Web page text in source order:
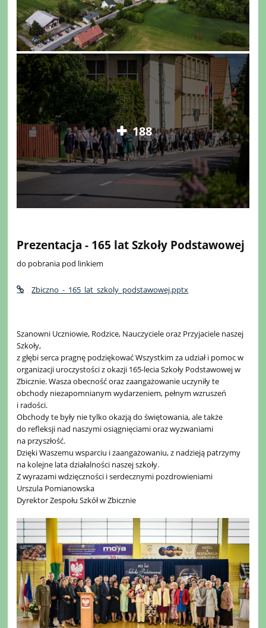
188
Prezentacja - 165 lat Szkoły Podstawowej
do pobrania pod linkiem
Zbiczno_-_165_lat_szkoly_podstawowej.pptx
Szanowni Uczniowie, Rodzice, Nauczyciele oraz Przyjaciele naszej
Szkoły,
z głębi serca pragnę podziękować Wszystkim za udział i pomoc w
organizacji uroczystości z okazji 165-lecia Szkoły Podstawowej w
Zbicznie. Wasza obecność oraz zaangażowanie uczyniły te
obchody niezapomnianym wydarzeniem, pełnym wzruszeń
i radości.
Obchody te były nie tylko okazją do świętowania, ale także
do refleksji nad naszymi osiągnięciami oraz wyzwaniami
na przyszłość.
Dzięki Waszemu wsparciu i zaangażowaniu, z nadzieją patrzymy
na kolejne lata działalności naszej szkoły.
Z wyrazami wdzięczności i serdecznymi pozdrowieniami
Urszula Pomianowska
Dyrektor Zespołu Szkół w Zbicznie